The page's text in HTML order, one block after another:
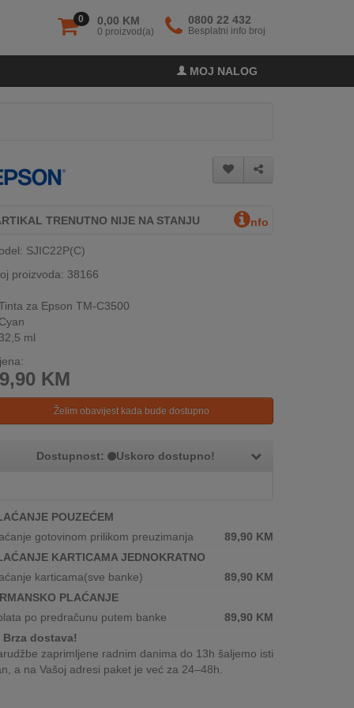
0 0,00 KM
0 proizvod(a)
0800 22 432
Besplatni info broj
MOJ NALOG
TRENUTNO NIJE NA STANJU nfo
SJIC22P(C)
proizvoda: 38166
za Epson TM-C3500
ml
KM
Želim obavijest kada bude dostupno
Dostupnost: Uskoro dostupno!
POUZEĆEM
gotovinom prilikom preuzimanja
89,90 KM
KARTICAMA JEDNOKRATNO
karticama(sve banke)
89,90 KM
PLAĆANJE
po predračunu putem banke
89,90 KM
Brza dostava!
zaprimljene radnim danima do 13h šaljemo isti
a na Vašoj adresi paket je već za 24–48h.